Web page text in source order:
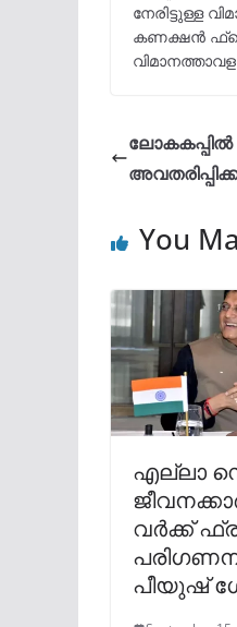
നേരിട്ടുള്ള
കണക്ഷൻ
You
എല്ലാ
വര്‍ക്ക്
പീയുഷ്